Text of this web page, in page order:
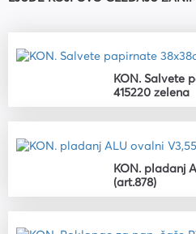
KON. Salvete
415220 zelena
KON. pladanj
(art.878)